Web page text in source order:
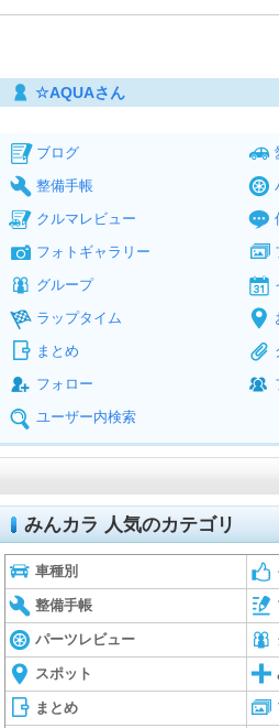
☆AQUAさん
ブログ
整備手帳
クルマレビュー
フォトギャラリー
グループ
ラップタイム
まとめ
フォロー
ユーザー内検索
みんカラ 人気のカテゴリ
車種別
整備手帳
パーツレビュー
スポット
まとめ